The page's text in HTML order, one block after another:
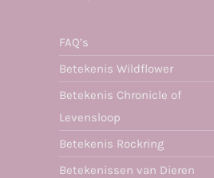
FAQ’s
Betekenis Wildflower
Betekenis Chronicle of
Levensloop
Betekenis Rockring
Betekenissen van Dieren